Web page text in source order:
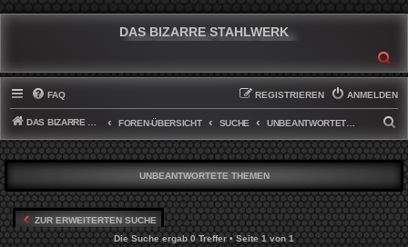
DAS BIZARRE STAHLWERK
FAQ ANMELDEN
REGISTRIEREN
DAS BIZARRE STAHLWERK FOREN-ÜBERSICHT SUCHE
U
C
H
E
UNBEANTWORTETE THEMEN
ZUR ERWEITERTEN SUCHE
Die Suche ergab 0 Treffer • Seite1von1